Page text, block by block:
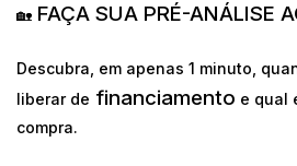
🏡 FAÇA SUA PRÉ-ANÁLISE
Descubra, em apenas 1 minuto,
liberar de financiamento e qual
compra.